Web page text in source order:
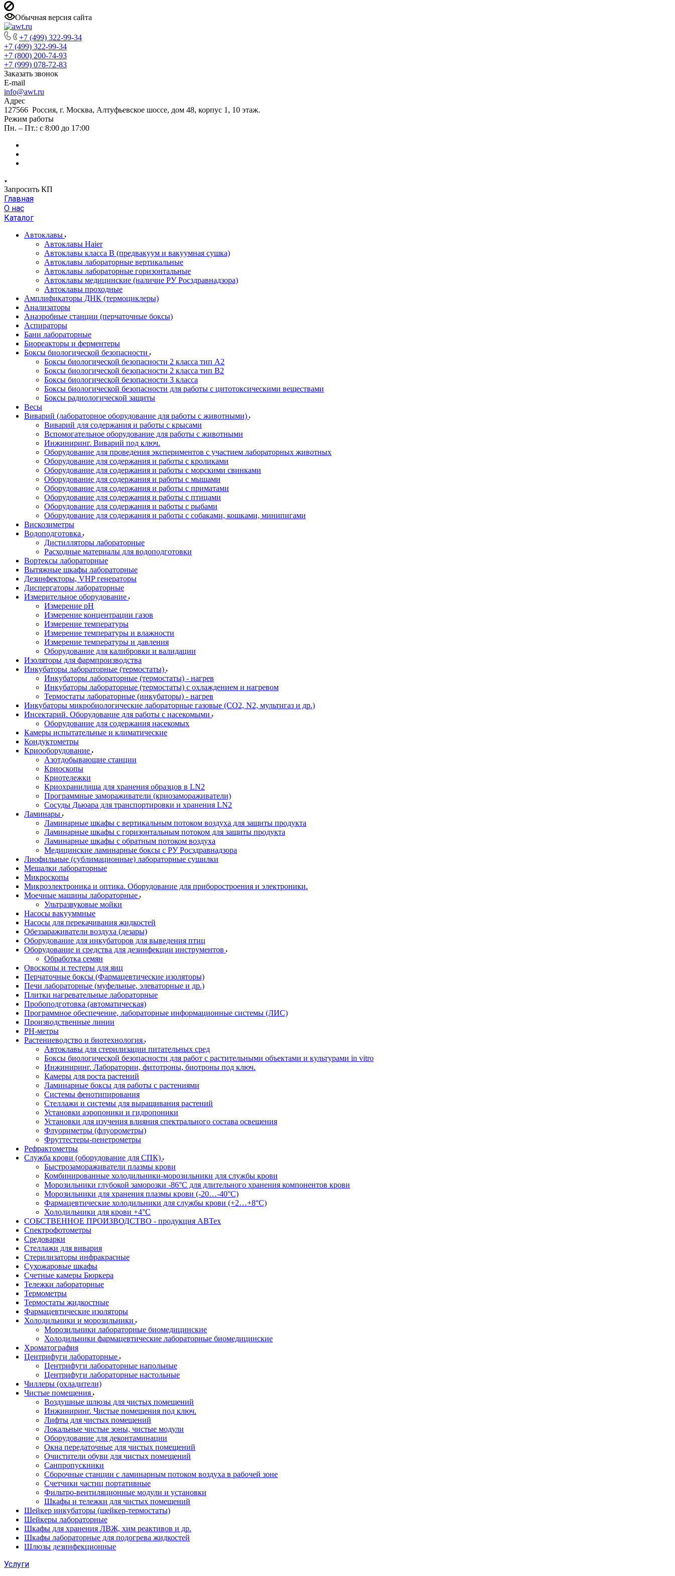
Обычная версия сайта
+7 (499) 322-99-34
+7 (499) 322-99-34
+7 (800) 200-74-93
+7 (999) 078-72-83
Заказать звонок
E-mail
info@awt.ru
Адрес
127566 Россия, г. Москва, Алтуфьевское шоссе, дом 48, корпус 1, 10 этаж.
Режим работы
Пн. – Пт.: с 8:00 до 17:00
Запросить КП
Главная
О нас
Каталог
Автоклавы
Автоклавы Haier
Автоклавы класса B (предвакуум и вакуумная сушка)
Автоклавы лабораторные вертикальные
Автоклавы лабораторные горизонтальные
Автоклавы медицинские (наличие РУ Росздравнадзора)
Автоклавы проходные
Амплификаторы ДНК (термоциклеры)
Анализаторы
Анаэробные станции (перчаточные боксы)
Аспираторы
Бани лабораторные
Биореакторы и ферментеры
Боксы биологической безопасности
Боксы биологической безопасности 2 класса тип A2
Боксы биологической безопасности 2 класса тип B2
Боксы биологической безопасности 3 класса
Боксы биологической безопасности для работы с цитотоксическими веществами
Боксы радиологической защиты
Весы
Виварий (лабораторное оборудование для работы с животными)
Виварий для содержания и работы с крысами
Вспомогательное оборудование для работы с животными
Инжиниринг. Виварий под ключ.
Оборудование для проведения экспериментов с участием лабораторных животных
Оборудование для содержания и работы с кроликами
Оборудование для содержания и работы с морскими свинками
Оборудование для содержания и работы с мышами
Оборудование для содержания и работы с приматами
Оборудование для содержания и работы с птицами
Оборудование для содержания и работы с рыбами
Оборудование для содержания и работы с собаками, кошками, минипигами
Вискозиметры
Водоподготовка
Дистилляторы лабораторные
Расходные материалы для водоподготовки
Вортексы лабораторные
Вытяжные шкафы лабораторные
Дезинфекторы, VHP генераторы
Диспергаторы лабораторные
Измерительное оборудование
Измерение pH
Измерение концентрации газов
Измерение температуры
Измерение температуры и влажности
Измерение температуры и давления
Оборудование для калибровки и валидации
Изоляторы для фармпроизводства
Инкубаторы лабораторные (термостаты)
Инкубаторы лабораторные (термостаты) - нагрев
Инкубаторы лабораторные (термостаты) с охлаждением и нагревом
Термостаты лабораторные (инкубаторы) - нагрев
Инкубаторы микробиологические лабораторные газовые (CO2, N2, мультигаз и др.)
Инсектарий. Оборудование для работы с насекомыми
Оборудование для содержания насекомых
Камеры испытательные и климатические
Кондуктометры
Криооборудование
Азотдобывающие станции
Криоскопы
Криотележки
Криохранилища для хранения образцов в LN2
Программные замораживатели (криозамораживатели)
Сосуды Дьюара для транспортировки и хранения LN2
Ламинары
Ламинарные шкафы с вертикальным потоком воздуха для защиты продукта
Ламинарные шкафы с горизонтальным потоком для защиты продукта
Ламинарные шкафы с обратным потоком воздуха
Медицинские ламинарные боксы с РУ Росздравнадзора
Лиофильные (сублимационные) лабораторные сушилки
Мешалки лабораторные
Микроскопы
Микроэлектроника и оптика. Оборудование для приборостроения и электроники.
Моечные машины лабораторные
Ультразвуковые мойки
Насосы вакууммные
Насосы для перекачивания жидкостей
Обеззараживатели воздуха (дезары)
Оборудование для инкубаторов для выведения птиц
Оборудование и средства для дезинфекции инструментов
Обработка семян
Овоскопы и тестеры для яиц
Перчаточные боксы (Фармацевтические изоляторы)
Печи лабораторные (муфельные, элеваторные и др.)
Плитки нагревательные лабораторные
Пробоподготовка (автоматическая)
Программное обеспечение, лабораторные информационные системы (ЛИС)
Производственные линии
РH-метры
Растениеводство и биотехнология
Автоклавы для стерилизации питательных сред
Боксы биологической безопасности для работ с растительными объектами и культурами in vitro
Инжиниринг. Лаборатории, фитотроны, биотроны под ключ.
Камеры для роста растений
Ламинарные боксы для работы с растениями
Системы фенотипирования
Стеллажи и системы для выращивания растений
Установки аэропоники и гидропоники
Установки для изучения влияния спектрального состава освещения
Флуориметры (флуорометры)
Фруттестеры-пенетрометры
Рефрактометры
Служба крови (оборудование для СПК)
Быстрозамораживатели плазмы крови
Комбинированные холодильники-морозильники для службы крови
Морозильники глубокой заморозки -86°С для длительного хранения компонентов крови
Морозильники для хранения плазмы крови (-20…-40°С)
Фармацевтические холодильники для службы крови (+2…+8°С)
Холодильники для крови +4°С
СОБСТВЕННОЕ ПРОИЗВОДСТВО - продукция АВТех
Спектрофотометры
Средоварки
Стеллажи для вивария
Стерилизаторы инфракрасные
Сухожаровые шкафы
Счетные камеры Бюркера
Тележки лабораторные
Термометры
Термостаты жидкостные
Фармацевтические изоляторы
Холодильники и морозильники
Морозильники лабораторные биомедицинские
Холодильники фармацевтические лабораторные биомедицинские
Хроматография
Центрифуги лабораторные
Центрифуги лабораторные напольные
Центрифуги лабораторные настольные
Чиллеры (охладители)
Чистые помещения
Воздушные шлюзы для чистых помещений
Инжиниринг. Чистые помещения под ключ.
Лифты для чистых помещений
Локальные чистые зоны, чистые модули
Оборудование для деконтаминации
Окна передаточные для чистых помещений
Очистители обуви для чистых помещений
Санпропускники
Сборочные станции с ламинарным потоком воздуха в рабочей зоне
Счетчики частиц портативные
Фильтро-вентиляционные модули и установки
Шкафы и тележки для чистых помещений
Шейкер инкубаторы (шейкер-термостаты)
Шейкеры лабораторные
Шкафы для хранения ЛВЖ, хим реактивов и др.
Шкафы лабораторные для подогрева жидкостей
Шлюзы дезинфекционные
Услуги